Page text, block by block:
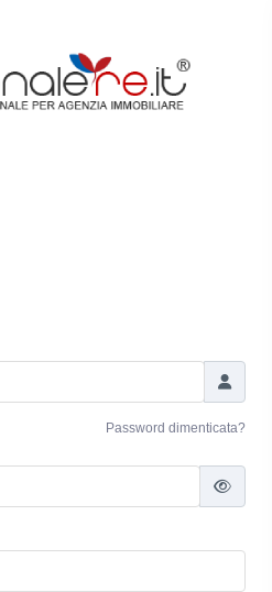
Password dimenticata?